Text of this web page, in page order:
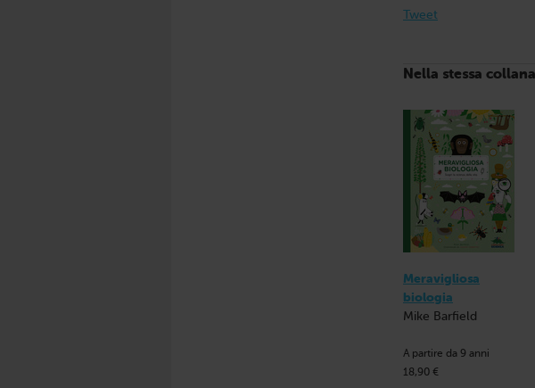
Tweet
Nella stessa
Meravigliosa
biologia
Mike Barfield
A partire da 9 anni
18,90 €